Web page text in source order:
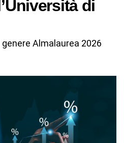
di
Almalaurea 2026